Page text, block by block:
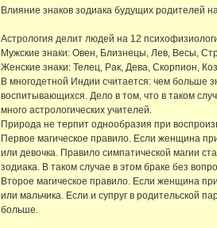
Влияние знаков зодиака будущих родителей
Астрология делит людей на 12
Мужские знаки: Овен, Близнецы, Лев, Весы,
Женские знаки: Телец, Рак, Дева, Скорпион,
В многодетной Индии считается: чем больше
воспитывающихся. Дело в том, что в таком
много астрологических учителей.
Природа не терпит однообразия при
Первое магическое правило. Если женщина
или девочка. Правило симпатической магии
зодиака. В таком случае в этом браке без
Второе магическое правило. Если женщина
или мальчика. Если и супруг в родительской
больше.